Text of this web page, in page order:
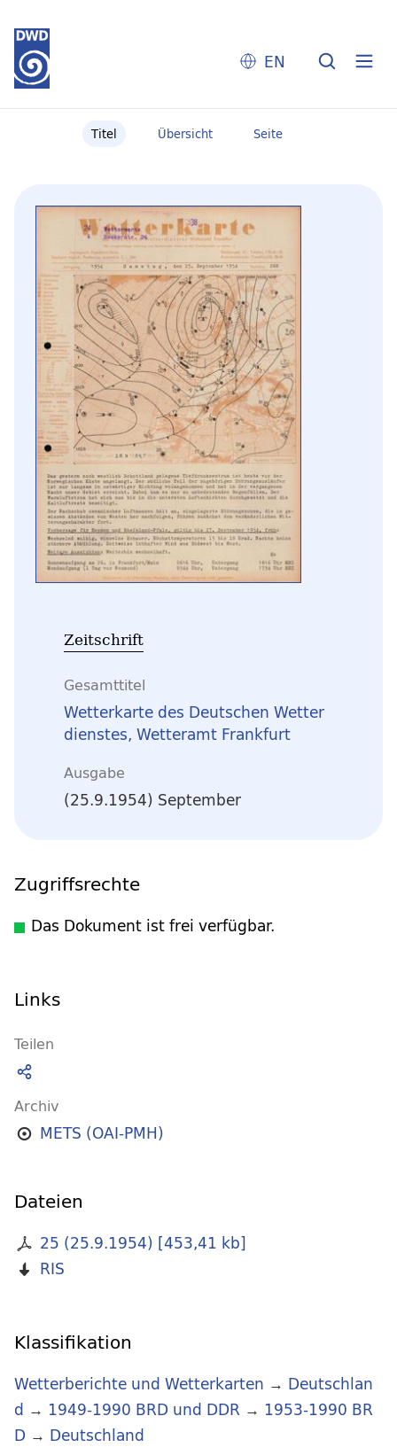
EN
Titel Übersicht Seite
Zeitschrift
Gesamttitel
Wetterkarte des Deutschen Wetter
dienstes, Wetteramt Frankfurt
Ausgabe
(25.9.1954) September
Zugriffsrechte
Das Dokument ist frei verfügbar.
Links
Teilen
Archiv
METS (OAI-PMH)
Dateien
25 (25.9.1954) [453,41 kb]
RIS
Klassifikation
Wetterberichte und Wetterkarten → Deutschlan
d → 1949-1990 BRD und DDR → 1953-1990 BR
D → Deutschland